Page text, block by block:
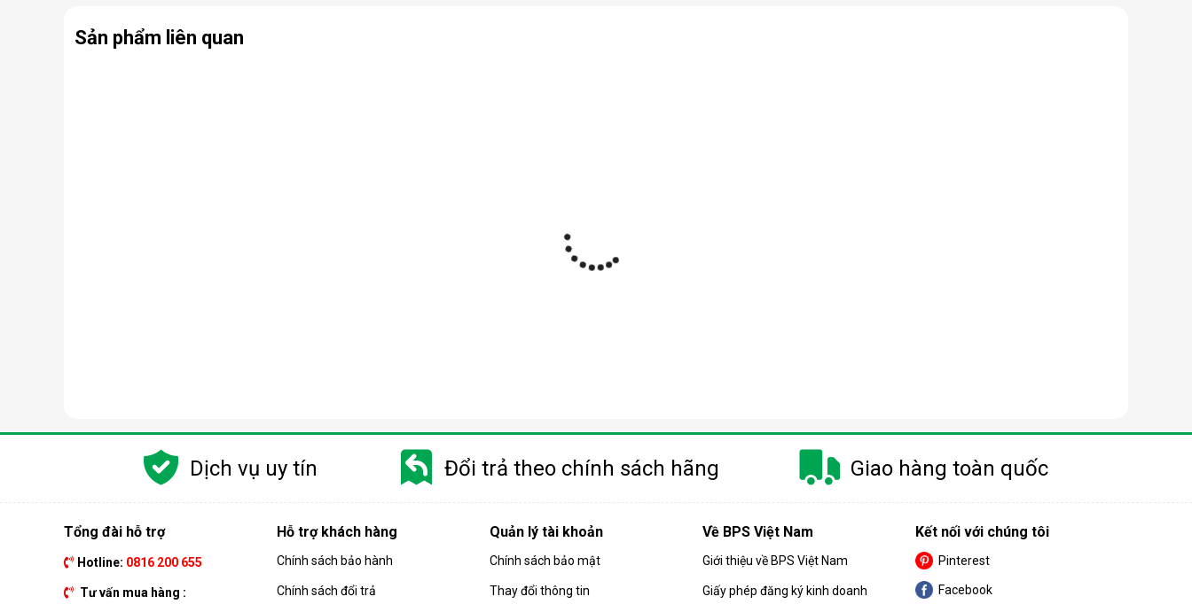
Sản phẩm liên quan
Dịch vụ uy tín Đổi trả theo chính sách hãng Giao hàng toàn quốc
Tổng đài hỗ trợ
Hotline: 0816 200 655
Tư vấn mua hàng :
Hỗ trợ khách hàng
Chính sách bảo hành
Chính sách đổi trả
Quản lý tài khoản
Chính sách bảo mật
Thay đổi thông tin
Về BPS Việt Nam
Giới thiệu về BPS Việt Nam
Giấy phép đăng ký kinh doanh
Kết nối với chúng tôi
Pinterest
Facebook